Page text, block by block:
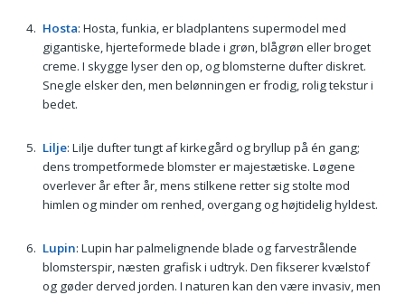
Hosta: Hosta, funkia, er bladplantens supermodel med
gigantiske, hjerteformede blade i grøn, blågrøn eller broget
creme. I skygge lyser den op, og blomsterne dufter diskret.
Snegle elsker den, men belønningen er frodig, rolig tekstur i
bedet.
Lilje: Lilje dufter tungt af kirkegård og bryllup på én gang;
dens trompetformede blomster er majestætiske. Løgene
overlever år efter år, mens stilkene retter sig stolte mod
himlen og minder om renhed, overgang og højtidelig hyldest.
Lupin: Lupin har palmelignende blade og farvestrålende
blomsterspir, næsten grafisk i udtryk. Den fikserer kvælstof
og gøder derved jorden. I naturen kan den være invasiv, men